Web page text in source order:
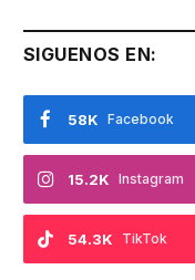
SIGUENOS EN:
Facebook
58K
Instagram
15.2K
TikTok
54.3K